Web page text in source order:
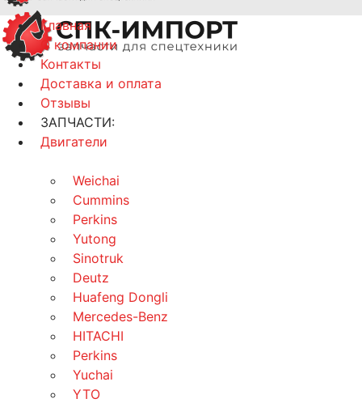
Главная
О компании
Контакты
Доставка и оплата
Отзывы
ЗАПЧАСТИ:
Двигатели
Weichai
Cummins
Perkins
Yutong
Sinotruk
Deutz
Huafeng Dongli
Mercedes-Benz
HITACHI
Perkins
Yuchai
YTO